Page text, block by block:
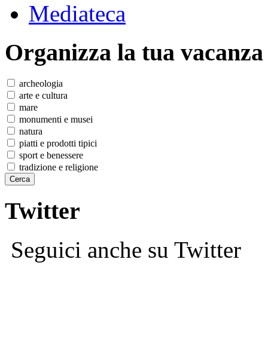
Mediateca
Organizza la tua vacanza
archeologia
arte e cultura
mare
monumenti e musei
natura
piatti e prodotti tipici
sport e benessere
tradizione e religione
Twitter
Seguici anche su Twitter